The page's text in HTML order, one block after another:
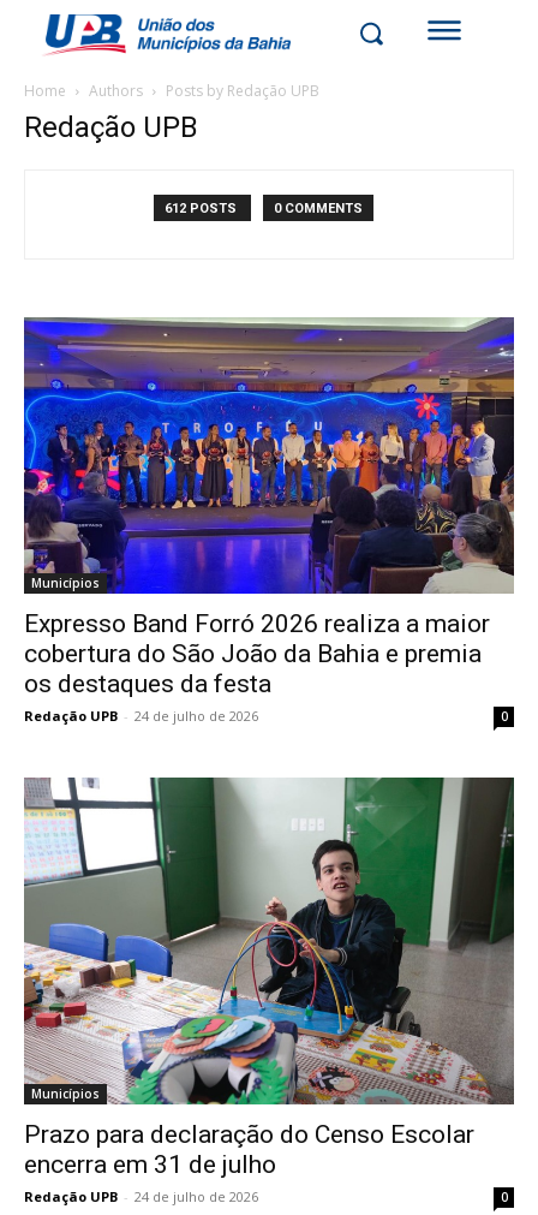
Home Authors Posts by Redação UPB
Redação UPB
612 POSTS 0 COMMENTS
Municípios
Expresso Band Forró 2026 realiza a maior
cobertura do São João da Bahia e premia
os destaques da festa
Redação UPB - 24 de julho de 2026 0
Municípios
Prazo para declaração do Censo Escolar
encerra em 31 de julho
Redação UPB - 24 de julho de 2026 0